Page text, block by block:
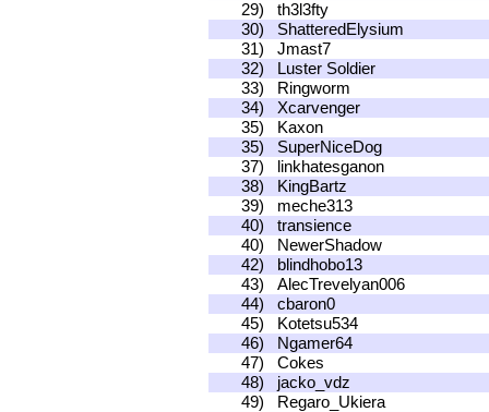
29)
th3l3fty
30)
ShatteredElysium
31)
Jmast7
32)
Luster Soldier
33)
Ringworm
34)
Xcarvenger
35)
Kaxon
35)
SuperNiceDog
37)
linkhatesganon
38)
KingBartz
39)
meche313
40)
transience
40)
NewerShadow
42)
blindhobo13
43)
AlecTrevelyan006
44)
cbaron0
45)
Kotetsu534
46)
Ngamer64
47)
Cokes
48)
jacko_vdz
49)
Regaro_Ukiera